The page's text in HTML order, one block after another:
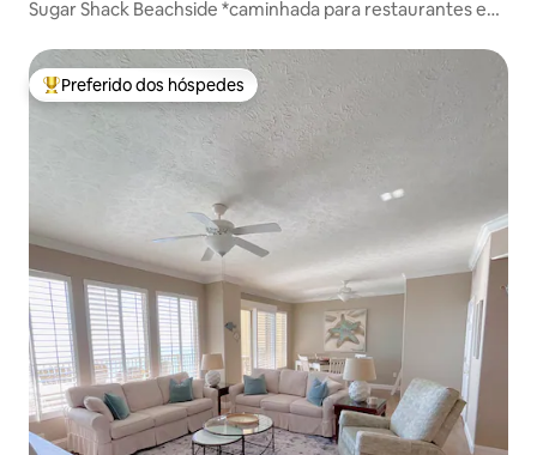
Sugar Shack Beachside *caminhada para restaurantes e
Entre os melhores preferidos dos hóspedes
Preferido dos hóspedes